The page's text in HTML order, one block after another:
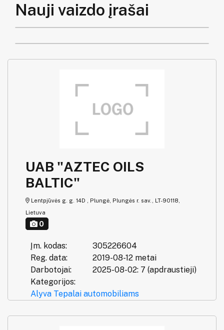
Nauji vaizdo įrašai
UAB "AZTEC OILS
BALTIC"
Lentpjūvės g. g. 14D , Plungė, Plungės r. sav., LT-90118,
Lietuva
0
Įm. kodas:
305226604
Reg. data:
2019-08-12 metai
Darbotojai:
2025-08-02: 7 (apdraustieji)
Kategorijos:
Alyva Tepalai automobiliams